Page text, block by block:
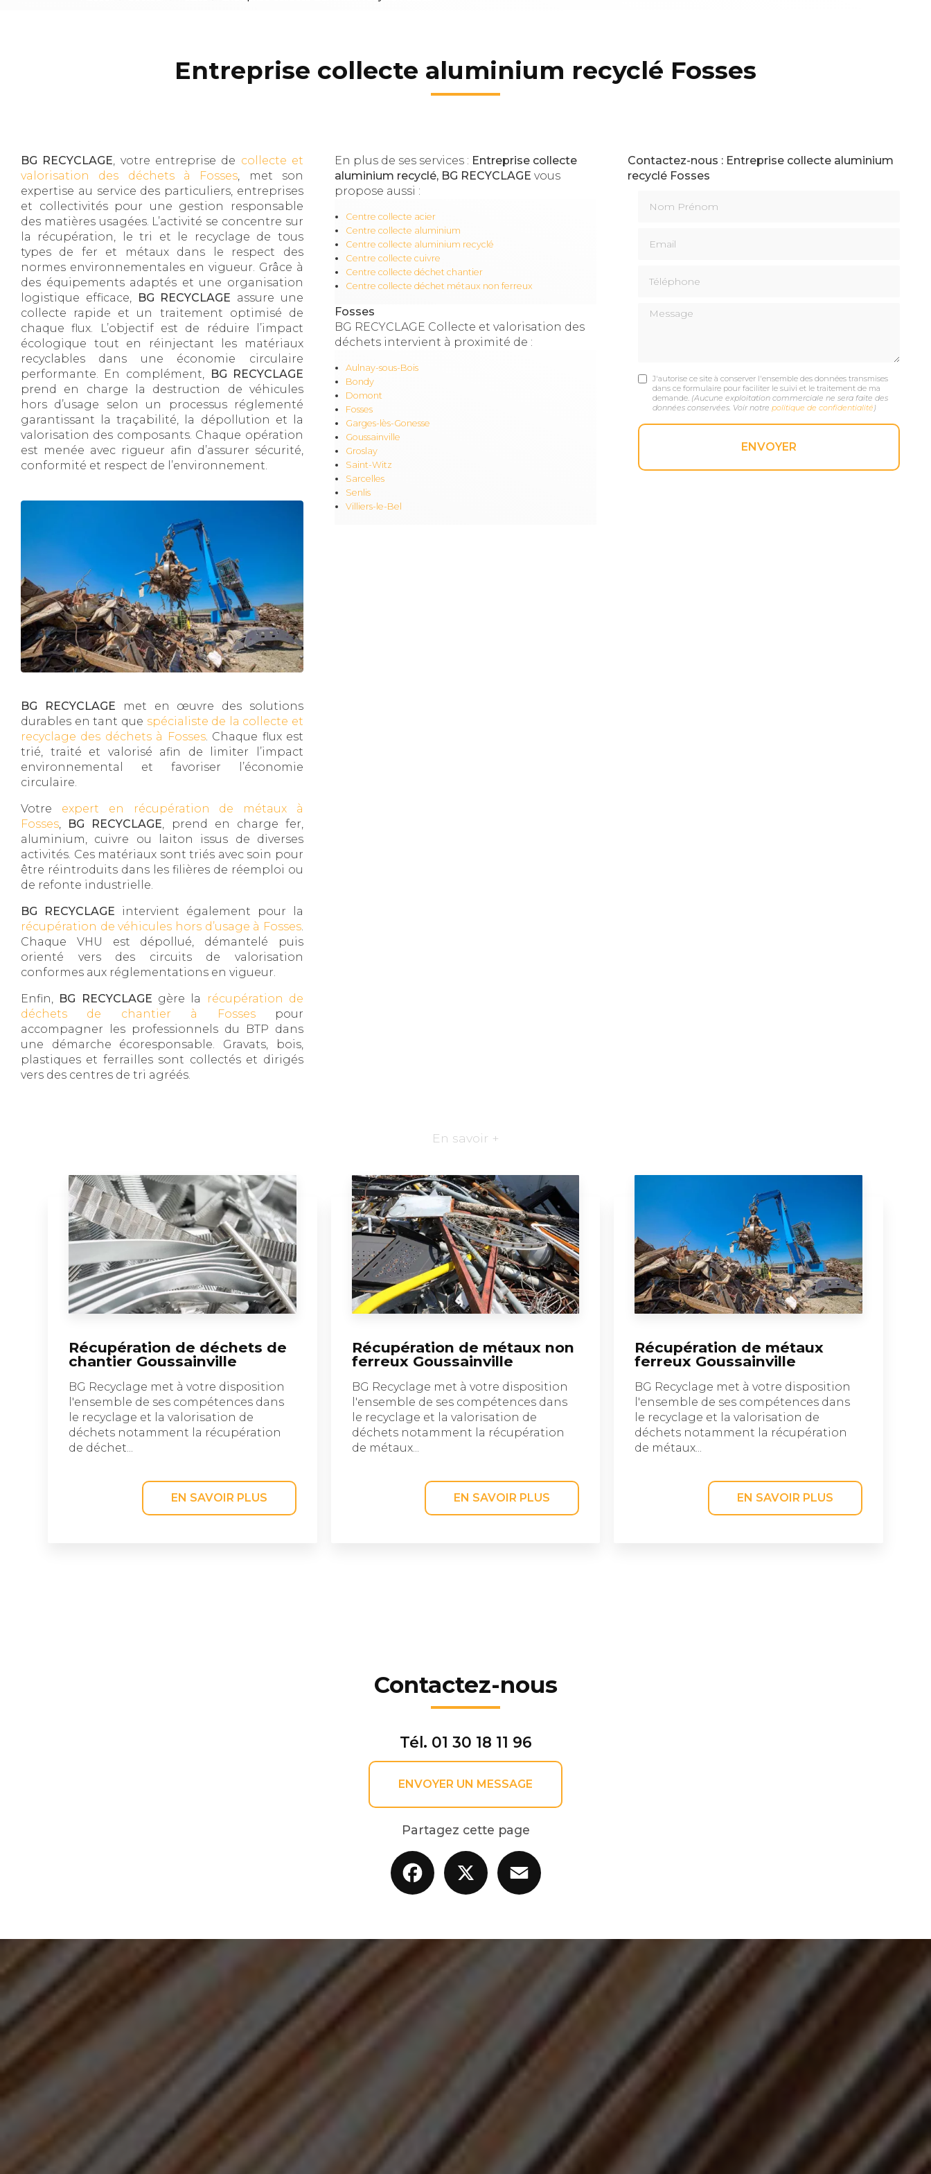
Entreprise collecte aluminium recyclé Fosses
BG RECYCLAGE, votre entreprise de collecte et
valorisation des déchets à Fosses, met son
expertise au service des particuliers, entreprises
et collectivités pour une gestion responsable
des matières usagées. L’activité se concentre sur
la récupération, le tri et le recyclage de tous
types de fer et métaux dans le respect des
normes environnementales en vigueur. Grâce à
des équipements adaptés et une organisation
logistique efficace,
BG RECYCLAGE assure une
collecte rapide et un traitement optimisé de
chaque flux. L’objectif est de réduire l’impact
écologique tout en réinjectant les matériaux
recyclables dans une économie circulaire
performante. En complément,
BG RECYCLAGE
prend en charge la destruction de véhicules
hors d’usage selon un processus réglementé
garantissant la traçabilité, la dépollution et la
valorisation des composants. Chaque opération
est menée avec rigueur afin d’assurer sécurité,
conformité et respect de l’environnement.
BG RECYCLAGE met en œuvre des solutions
durables en tant que spécialiste de la collecte et
recyclage des déchets à Fosses. Chaque flux est
trié, traité et valorisé afin de limiter l’impact
environnemental et favoriser l’économie
circulaire.
Votre expert en récupération de métaux à
Fosses, BG RECYCLAGE, prend en charge fer,
aluminium, cuivre ou laiton issus de diverses
activités. Ces matériaux sont triés avec soin pour
être réintroduits dans les filières de réemploi ou
de refonte industrielle.
BG RECYCLAGE intervient également pour la
récupération de véhicules hors d’usage à Fosses.
Chaque VHU est dépollué, démantelé puis
orienté vers des circuits de valorisation
conformes aux réglementations en vigueur.
Enfin, BG RECYCLAGE gère la
récupération de
déchets de chantier à Fossespour
accompagner les professionnels du BTP dans
une démarche écoresponsable. Gravats, bois,
plastiques et ferrailles sont collectés et dirigés
vers des centres de tri agréés.
En plus de ses services : Entreprise collecte
aluminium recyclé, BG RECYCLAGE vous
propose aussi :
Centre collecte acier
Centre collecte aluminium
Centre collecte aluminium recyclé
Centre collecte cuivre
Centre collecte déchet chantier
Centre collecte déchet métaux non ferreux
Fosses
BG RECYCLAGE Collecte et valorisation des
déchets intervient à proximité de :
Aulnay-sous-Bois
Bondy
Domont
Fosses
Garges-lès-Gonesse
Goussainville
Groslay
Saint-Witz
Sarcelles
Senlis
Villiers-le-Bel
Contactez-nous : Entreprise collecte aluminium
recyclé Fosses
Message
J'autorise ce site à conserver l'ensemble des données transmises
dans ce formulaire pour faciliter le suivi et le traitement de ma
demande. (Aucune exploitation commerciale ne sera faite des
données conservées. Voir notre politique de confidentialité )
En savoir +
Récupération de déchets de
chantier Goussainville
BG Recyclage met à votre disposition
l'ensemble de ses compétences dans
le recyclage et la valorisation de
déchets notamment la récupération
de déchet...
EN SAVOIR PLUS
Récupération de métaux non
ferreux Goussainville
BG Recyclage met à votre disposition
l'ensemble de ses compétences dans
le recyclage et la valorisation de
déchets notamment la récupération
de métaux...
EN SAVOIR PLUS
Récupération de métaux
ferreux Goussainville
BG Recyclage met à votre disposition
l'ensemble de ses compétences dans
le recyclage et la valorisation de
déchets notamment la récupération
de métaux...
EN SAVOIR PLUS
Contactez-nous
Tél. 01 30 18 11 96
ENVOYER UN MESSAGE
Partagez cette page
Facebook